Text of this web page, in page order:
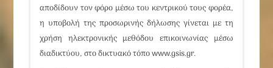
αποδίδουν τον φόρο μέσω του κεντρικού τους φορέα,
η υποβολή της προσωρινής δήλωσης γίνεται με τη
χρήση ηλεκτρονικής μεθόδου επικοινωνίας μέσω
διαδικτύου, στο δικτυακό τόποwww.gsis.gr.